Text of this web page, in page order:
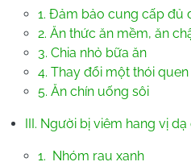
1. Đảm bảo cung cấp đủ
2. Ăn thức ăn mềm, ăn
3. Chia nhỏ bữa ăn
4. Thay đổi một thói
5. Ăn chín uống sôi
III. Người bị viêm hang vị dạ
1. Nhóm rau xanh